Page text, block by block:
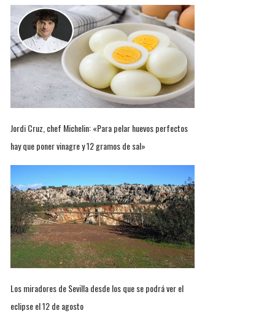
Jordi Cruz, chef Michelin: «Para pelar huevos perfectos
hay que poner vinagre y 12 gramos de sal»
Los miradores de Sevilla desde los que se podrá ver el
eclipse el 12 de agosto